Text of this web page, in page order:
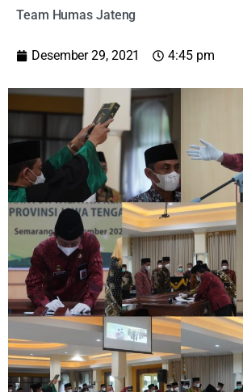
Team Humas Jateng
Desember 29, 2021 4:45 pm